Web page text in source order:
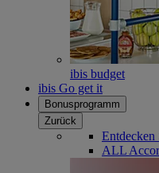
ibis budget
ibis Go get it
Bonusprogramm
Zurück
Entdecken
ALL